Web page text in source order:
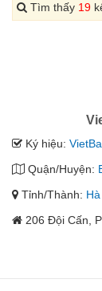
Tìm thấy 19
Ký hiệu:
Quận/Huyện:
Tỉnh/Thành:
206 Đội Cấn,